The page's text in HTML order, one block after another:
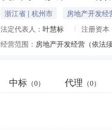
浙江省 | 杭州市 房地产开发经
法定代表人： 叶慧标 注册资本
经营范围： 房地产开发经营（依法
中标 （0） 代理 （0）